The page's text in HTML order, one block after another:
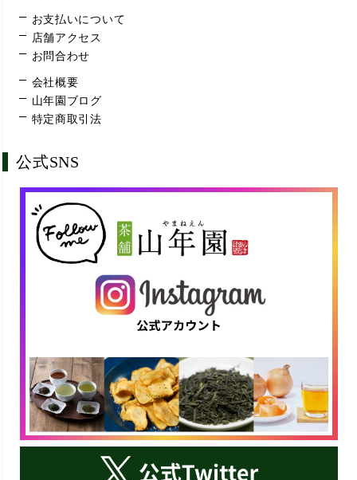
お支払いについて
店舗アクセス
お問合わせ
会社概要
山年園ブログ
特定商取引法
公式SNS